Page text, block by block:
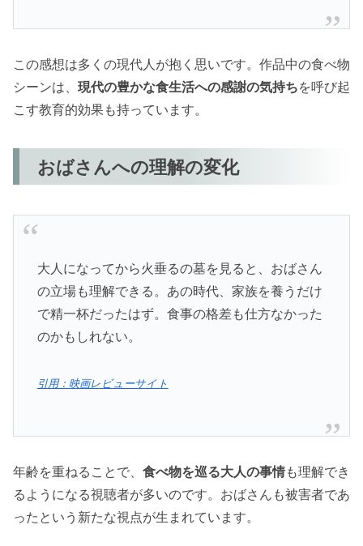
この感想は多くの現代人が抱く思いです。作品中の食べ物
シーンは、 現代の豊かな食生活への感謝の気持ちを呼び起
こす教育的効果も持っています。
おばさんへの理解の変化
大人になってから火垂るの墓を見ると、おばさん
の立場も理解できる。あの時代、家族を養うだけ
で精一杯だったはず。食事の格差も仕方なかった
のかもしれない。
引用：映画レビューサイト
年齢を重ねることで、 食べ物を巡る大人の事情も理解でき
るようになる視聴者が多いのです。おばさんも被害者であ
ったという新たな視点が生まれています。